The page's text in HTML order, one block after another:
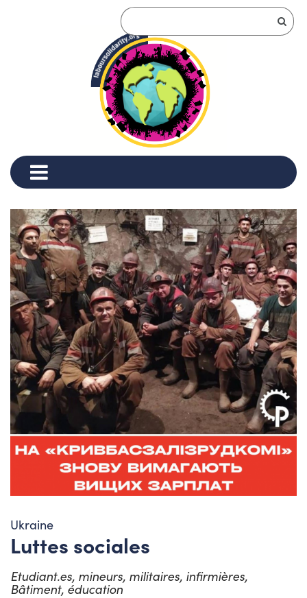
Ukraine
Luttes sociales
Etudiant.es, mineurs, militaires, infirmières,
Bâtiment, éducation